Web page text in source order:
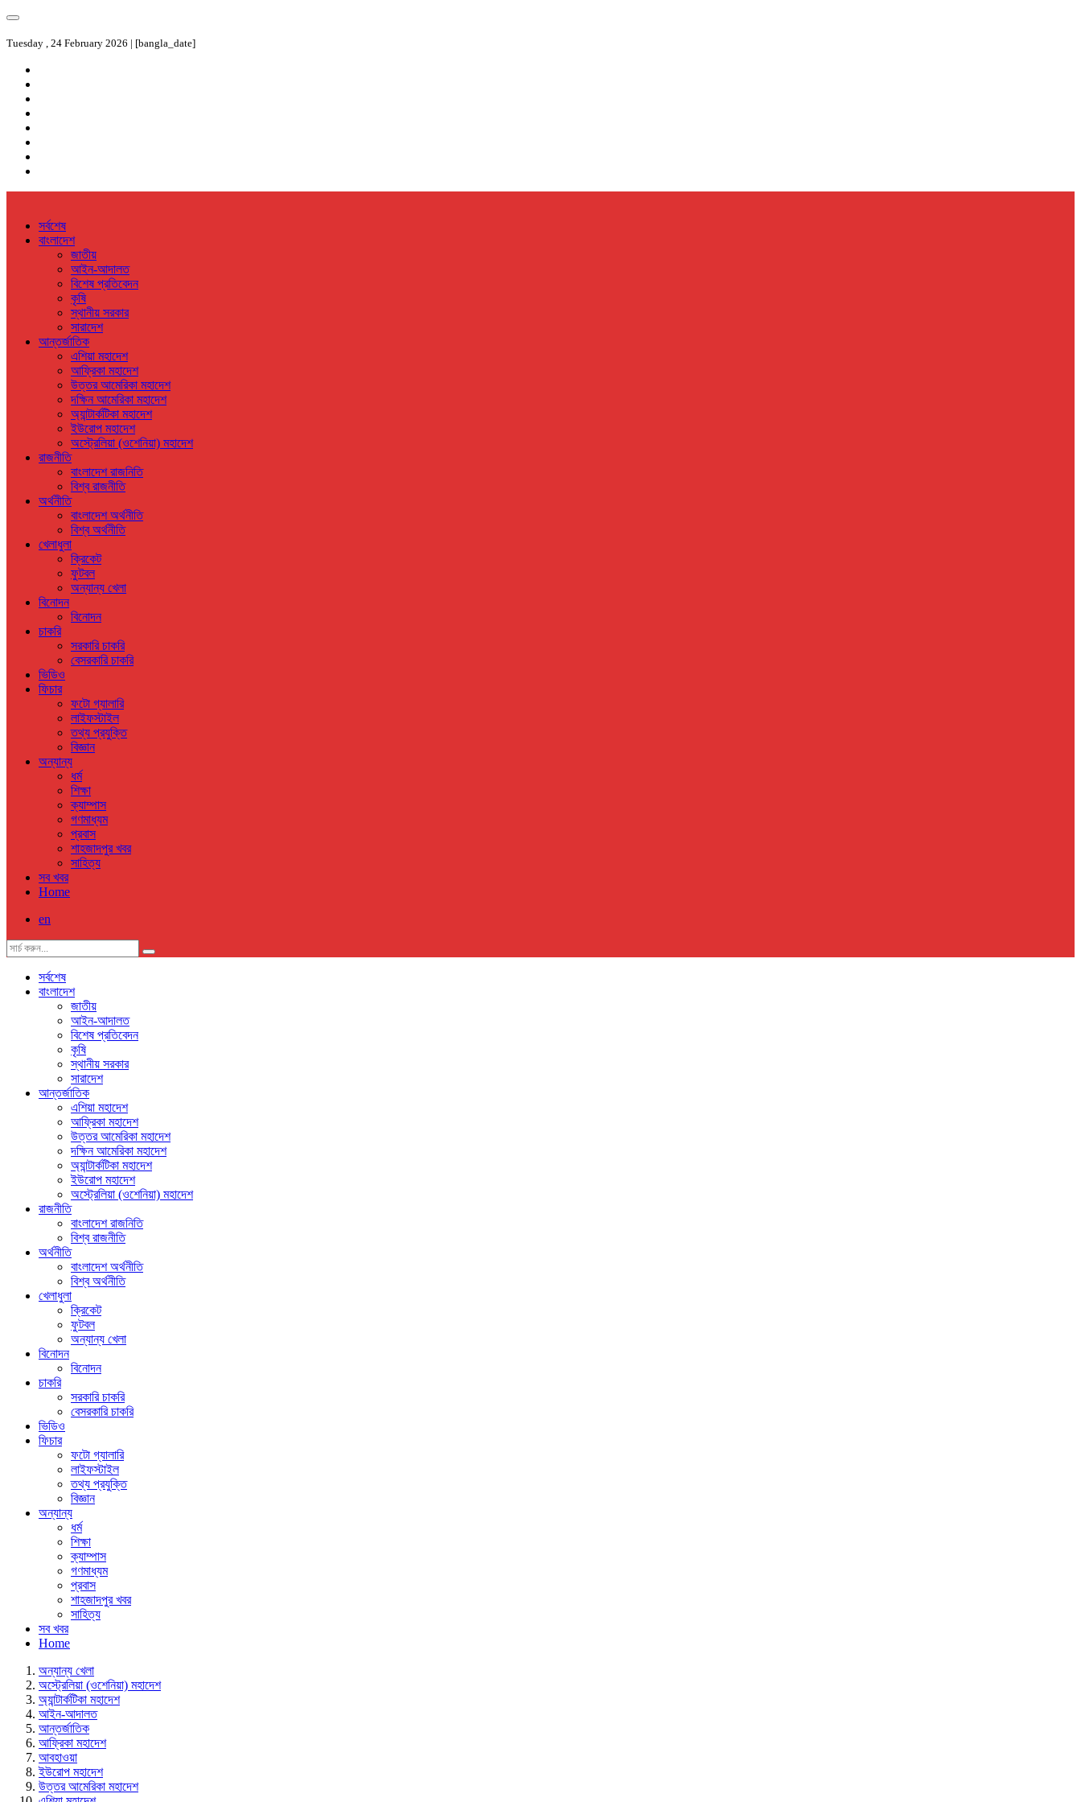
Tuesday , 24 February 2026 | [bangla_date]
সর্বশেষ
বাংলাদেশ
জাতীয়
আইন-আদালত
বিশেষ প্রতিবেদন
কৃষি
স্থানীয় সরকার
সারাদেশ
আন্তর্জাতিক
এশিয়া মহাদেশ
আফ্রিকা মহাদেশ
উত্তর আমেরিকা মহাদেশ
দক্ষিন আমেরিকা মহাদেশ
অ্যান্টার্কটিকা মহাদেশ
ইউরোপ মহাদেশ
অস্ট্রেলিয়া (ওশেনিয়া) মহাদেশ
রাজনীতি
বাংলাদেশ রাজনিতি
বিশ্ব রাজনীতি
অর্থনীতি
বাংলাদেশ অর্থনীতি
বিশ্ব অর্থনীতি
খেলাধুলা
ক্রিকেট
ফুটবল
অন্যান্য খেলা
বিনোদন
বিনোদন
চাকরি
সরকারি চাকরি
বেসরকারি চাকরি
ভিডিও
ফিচার
ফটো গ্যালারি
লাইফস্টাইল
তথ্য প্রযুক্তি
বিজ্ঞান
অন্যান্য
ধর্ম
শিক্ষা
ক্যাম্পাস
গণমাধ্যম
প্রবাস
শাহজাদপুর খবর
সাহিত্য
সব খবর
Home
en
সর্বশেষ
বাংলাদেশ
জাতীয়
আইন-আদালত
বিশেষ প্রতিবেদন
কৃষি
স্থানীয় সরকার
সারাদেশ
আন্তর্জাতিক
এশিয়া মহাদেশ
আফ্রিকা মহাদেশ
উত্তর আমেরিকা মহাদেশ
দক্ষিন আমেরিকা মহাদেশ
অ্যান্টার্কটিকা মহাদেশ
ইউরোপ মহাদেশ
অস্ট্রেলিয়া (ওশেনিয়া) মহাদেশ
রাজনীতি
বাংলাদেশ রাজনিতি
বিশ্ব রাজনীতি
অর্থনীতি
বাংলাদেশ অর্থনীতি
বিশ্ব অর্থনীতি
খেলাধুলা
ক্রিকেট
ফুটবল
অন্যান্য খেলা
বিনোদন
বিনোদন
চাকরি
সরকারি চাকরি
বেসরকারি চাকরি
ভিডিও
ফিচার
ফটো গ্যালারি
লাইফস্টাইল
তথ্য প্রযুক্তি
বিজ্ঞান
অন্যান্য
ধর্ম
শিক্ষা
ক্যাম্পাস
গণমাধ্যম
প্রবাস
শাহজাদপুর খবর
সাহিত্য
সব খবর
Home
অন্যান্য খেলা
অস্ট্রেলিয়া (ওশেনিয়া) মহাদেশ
অ্যান্টার্কটিকা মহাদেশ
আইন-আদালত
আন্তর্জাতিক
আফ্রিকা মহাদেশ
আবহাওয়া
ইউরোপ মহাদেশ
উত্তর আমেরিকা মহাদেশ